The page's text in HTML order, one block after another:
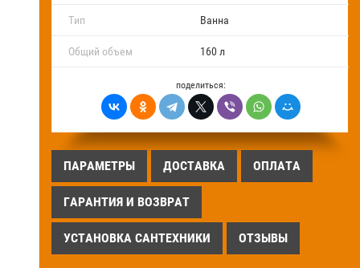
Тип Ванна
Общий объем 160 л
поделиться:
ПАРАМЕТРЫ ДОСТАВКА ОПЛАТА
ГАРАНТИЯ И ВОЗВРАТ
УСТАНОВКА САНТЕХНИКИ ОТЗЫВЫ